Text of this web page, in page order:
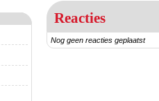
Reacties
Nog geen reacties geplaatst